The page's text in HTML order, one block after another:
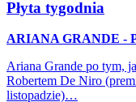
Płyta tygodnia
ARIANA GRANDE -
Ariana Grande po tym,
Robertem De Niro
listopadzie)…